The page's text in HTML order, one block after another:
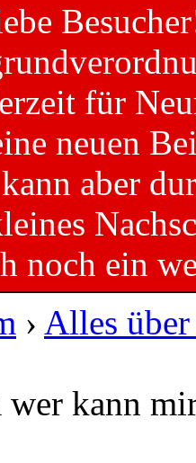
für
neuen
aber
noch ein
› Alles
kann